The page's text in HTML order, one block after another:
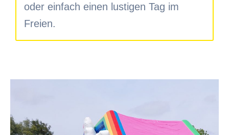
oder einfach einen lustigen Tag im
Freien.